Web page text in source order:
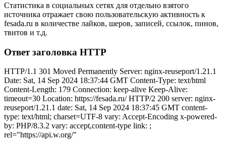
Статистика в социальных сетях для отдельно взятого
источника отражает свою пользовательскую активность к
fesada.ru в количестве лайков, шеров, записей, ссылок, пинов,
твитов и т.д.
Ответ заголовка HTTP
HTTP/1.1 301 Moved Permanently Server: nginx-reuseport/1.21.1
Date: Sat, 14 Sep 2024 18:37:44 GMT Content-Type: text/html
Content-Length: 179 Connection: keep-alive Keep-Alive:
timeout=30 Location: https://fesada.ru/ HTTP/2 200 server: nginx-
reuseport/1.21.1 date: Sat, 14 Sep 2024 18:37:45 GMT content-
type: text/html; charset=UTF-8 vary: Accept-Encoding x-powered-
by: PHP/8.3.2 vary: accept,content-type link: ;
rel="https://api.w.org/"